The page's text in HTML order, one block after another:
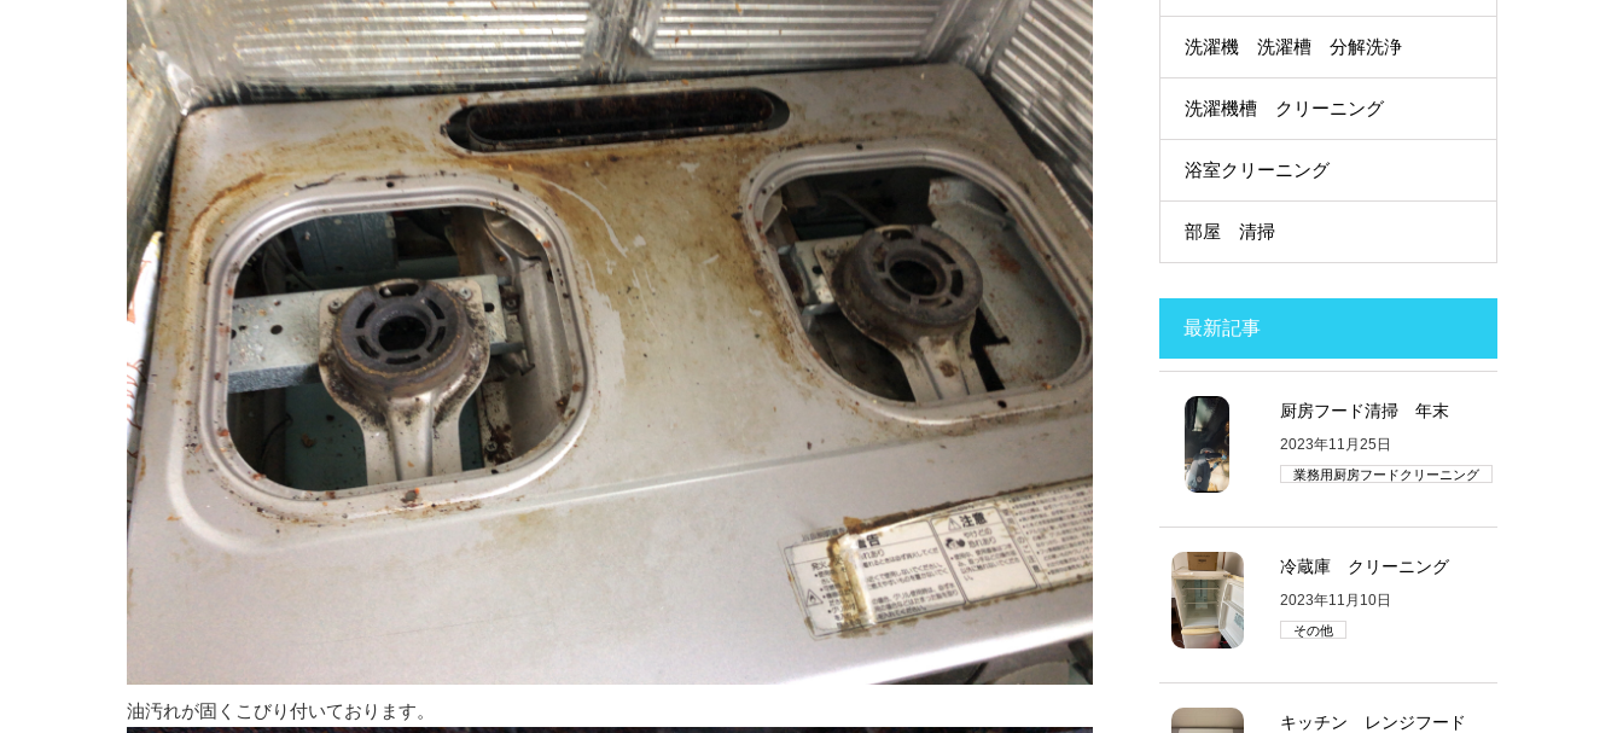
油汚れが固くこびり付いております。
洗濯機 洗濯槽 分解洗浄
洗濯機槽 クリーニング
浴室クリーニング
部屋 清掃
最新記事
厨房フード清掃 年末
2023年11月25日
業務用厨房フードクリーニング
冷蔵庫 クリーニング
2023年11月10日
その他
キッチン レンジフード